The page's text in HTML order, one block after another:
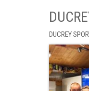
DUCREY